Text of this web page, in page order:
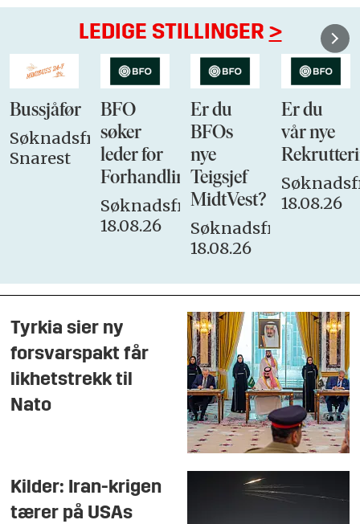
LEDIGE STILLINGER >
Bussjåfør
Søknadsfrist:
Snarest
BFO
søker
leder for
Forhandlingsutvalget
Søknadsfrist:
18.08.26
Er du
BFOs
nye
Teigsjef
MidtVest?
Søknadsfrist:
18.08.26
Er du
vår nye
18.08.26
Tyrkia sier ny
forsvarspakt får
likhetstrekk til
Nato
Kilder: Iran-krigen
tærer på USAs